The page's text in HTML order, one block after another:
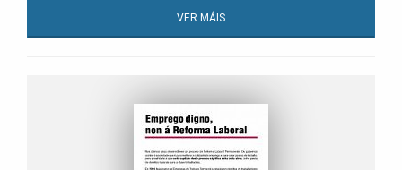
VER MÁIS